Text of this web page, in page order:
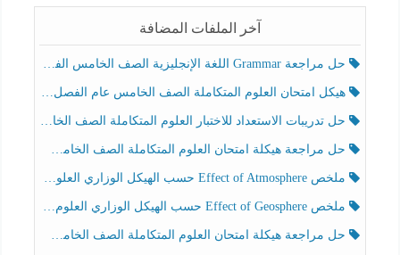
آخر الملفات المضافة
حل مراجعة Grammar اللغة الإنجليزية الصف الخامس الفصل الثالث
هيكل امتحان العلوم المتكاملة الصف الخامس عام الفصل الدراسي الثالث 2025-2026
حل تدريبات الاستعداد للاختبار العلوم المتكاملة الصف الخامس عام الفصل الثالث
حل مراجعة هيكلة امتحان العلوم المتكاملة الصف الخامس انسبير الفصل الثالث
ملخص Effect of Atmosphere حسب الهيكل الوزاري العلوم المتكاملة الصف الخامس انسبير الفصل الثالث
ملخص Effect of Geosphere حسب الهيكل الوزاري العلوم المتكاملة الصف الخامس انسبير الفصل الثالث
حل مراجعة هيكلة امتحان العلوم المتكاملة الصف الخامس عام الفصل الثالث